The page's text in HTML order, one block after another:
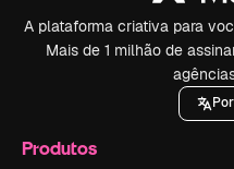
A plataforma criativa para
Mais de 1 milhão de
Produtos